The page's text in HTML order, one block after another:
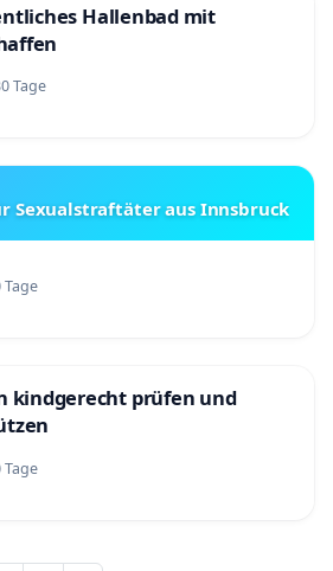
Hallenbad mit
Tage
Sexualstraftäter aus Innsbruck
kindgerecht prüfen und